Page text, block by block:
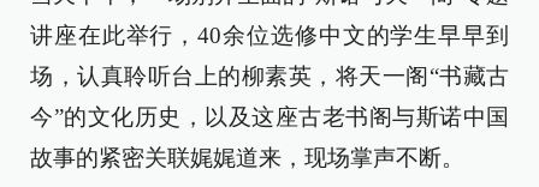
讲座在此举行，40余位选修中文的学生早早到
场，认真聆听台上的柳素英，将天一阁“书藏古
今”的文化历史，以及这座古老书阁与斯诺中国
故事的紧密关联娓娓道来，现场掌声不断。